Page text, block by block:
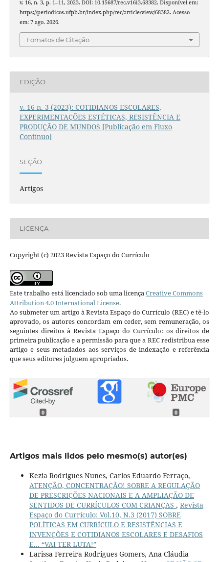
v. 16, n. 3, p. 1–11, 2023. DOI: 10.15687/rec.v16i3.68382. Disponível em:
https://periodicos.ufpb.br/index.php/rec/article/view/68382. Acesso
em: 7 ago. 2026.
Fomatos de Citação
EDIÇÃO
v. 16 n. 3 (2023): COTIDIANOS ESCOLARES,
EXPERIMENTAÇÕES ESTÉTICAS, RESISTÊNCIA E
PRODUÇÃO DE MUNDOS [Publicação em Fluxo
Contínuo]
SEÇÃO
Artigos
LICENÇA
Copyright (c) 2023 Revista Espaço do Currículo
Este trabalho está licenciado sob uma licençaCreative Commons
Attribution 4.0 International License.
Ao submeter um artigo à Revista Espaço do Currículo (REC) e tê-lo
aprovado, os autores concordam em ceder, sem remuneração, os
seguintes direitos à Revista Espaço do Currículo: os direitos de
primeira publicação e a permissão para que a REC redistribua esse
artigo e seus metadados aos serviços de indexação e referência
que seus editores julguem apropriados.
0 0
Artigos mais lidos pelo mesmo(s) autor(es)
Kezia Rodrigues Nunes, Carlos Eduardo Ferraço,
ATENÇÃO, CONCENTRAÇÃO! SOBRE A REGULAÇÃO
DE PRESCRIÇÕES NACIONAIS E A AMPLIAÇÃO DE
SENTIDOS DE CURRÍCULOS COM CRIANÇAS , Revista
Espaço do Currículo: Vol.10, N.3 (2017) SOBRE
POLÍTICAS EM CURRÍCULO E RESISTÊNCIAS E
INVENÇÕES E COTIDIANOS ESCOLARES E DESAFIOS
E... “VAI TER LUTA!”
Larissa Ferreira Rodrigues Gomers, Ana Cláudia